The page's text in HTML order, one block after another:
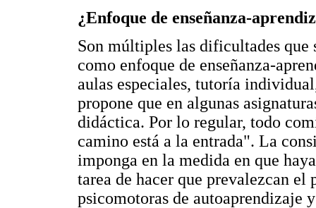
¿Enfoque de enseñanza-
Son múltiples las dificultades que
como enfoque de enseñanza-
aulas especiales, tutoría
propone que en algunas
didáctica. Por lo regular, todo
camino está a la entrada". La
imponga en la medida en que
tarea de hacer que prevalezcan
psicomotoras de autoaprendizaje